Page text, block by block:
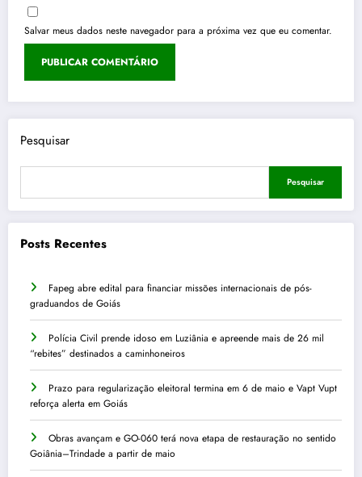
Salvar meus dados neste navegador para a próxima vez que eu comentar.
Pesquisar
Pesquisar
Posts Recentes
Fapeg abre edital para financiar missões internacionais de pós-
graduandos de Goiás
Polícia Civil prende idoso em Luziânia e apreende mais de 26 mil
“rebites” destinados a caminhoneiros
Prazo para regularização eleitoral termina em 6 de maio e Vapt Vupt
reforça alerta em Goiás
Obras avançam e GO-060 terá nova etapa de restauração no sentido
Goiânia–Trindade a partir de maio